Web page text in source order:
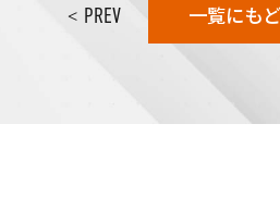
< PREV 一覧にも